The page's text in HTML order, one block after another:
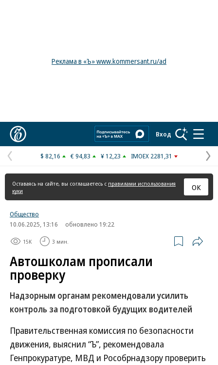
Реклама в «Ъ» www.kommersant.ru/ad
Вход
Предыдущая
страница
$ 82,16 € 94,83 ¥ 12,23 IMOEX 2281,31
Оставаясь на сайте, вы соглашаетесь с правилами использования
куки
ОК
Общество
10.06.2025, 13:16
обновлено 19:22
15K 3 мин.
Автошколам прописали
проверку
Надзорным органам рекомендовали усилить
контроль за подготовкой будущих водителей
Правительственная комиссия по безопасности
движения, выяснил “Ъ”, рекомендовала
Генпрокуратуре, МВД и Рособрнадзору проверить